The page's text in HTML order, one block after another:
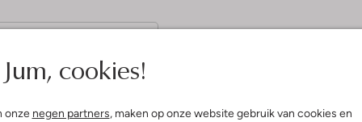
Jum, cookies!
onze negen partners, maken op onze website gebruik van cookies en
2023door E.